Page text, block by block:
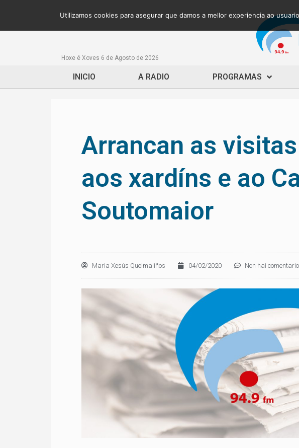
Hoxe é Xoves 6 de Agosto de 2026
INICIO A RADIO PROGRAMAS
Arrancan as
aos xardíns e ao
Soutomaior
Maria Xesús Queimaliños 04/02/2020 Non hai
Utilizamos cookies para asegurar que damos a mellor experiencia ao